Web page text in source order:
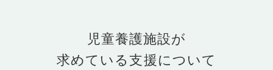
児童養護施設が
求めている支援について